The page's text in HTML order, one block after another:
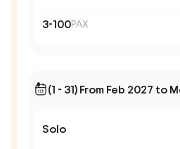
3-100PAX
(1 - 31) From Feb 2027 to
Solo